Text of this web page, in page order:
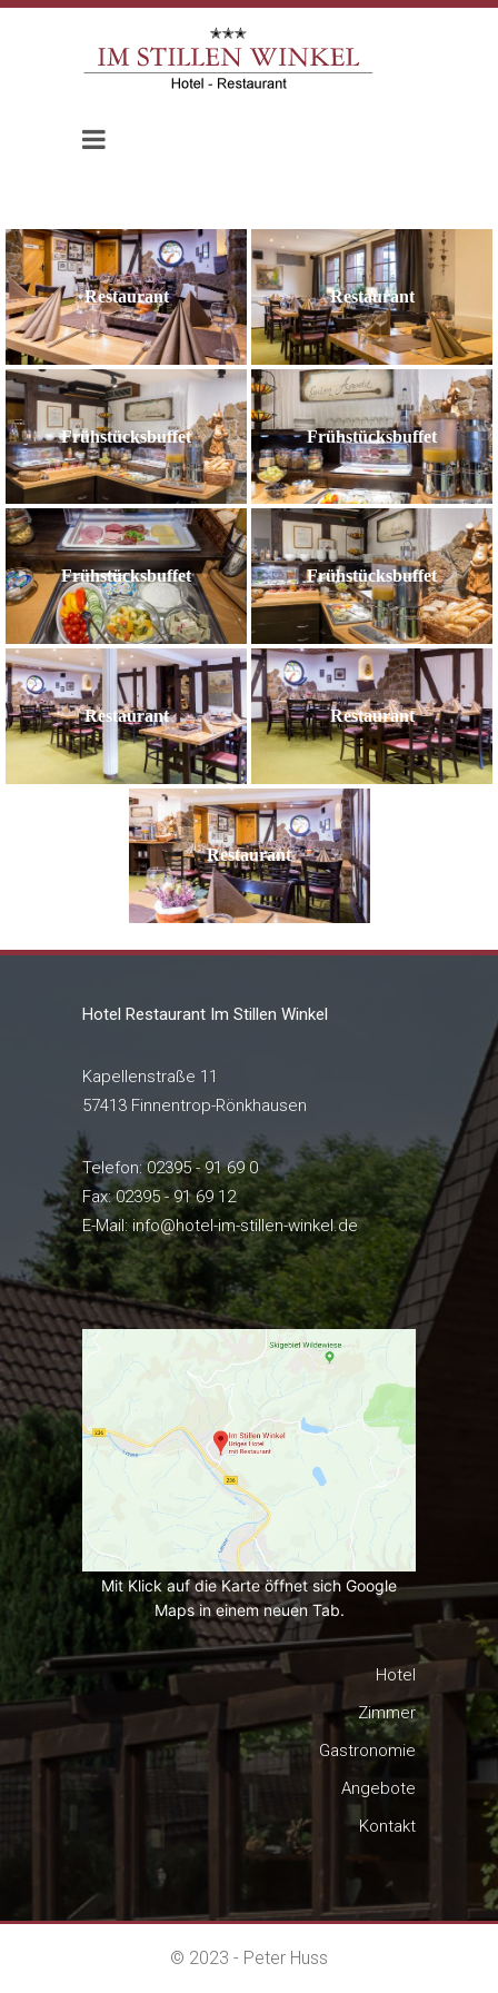
Restaurant Restaurant
Frühstücksbuffet Frühstücksbuffet
Frühstücksbuffet Frühstücksbuffet
Restaurant Restaurant
Restaurant
Hotel Restaurant Im Stillen Winkel
Kapellenstraße 11
57413 Finnentrop-Rönkhausen
Telefon: 02395 - 91 69 0
Fax: 02395 - 91 69 12
E-Mail: info@hotel-im-stillen-winkel.de
Mit Klick auf die Karte öffnet sich Google
Maps in einem neuen Tab.
Hotel
Zimmer
Gastronomie
Angebote
Kontakt
© 2023 - Peter Huss